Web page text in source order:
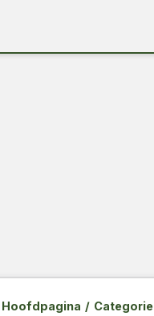
Hoofdpagina /